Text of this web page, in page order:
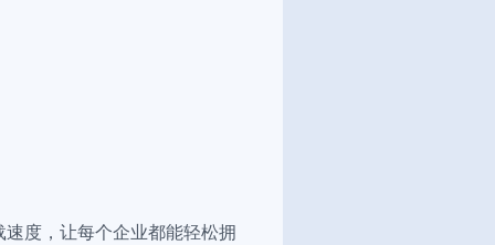
度，让每个企业都能轻松拥